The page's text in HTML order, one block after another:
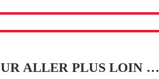
ALLER PLUS LOIN …